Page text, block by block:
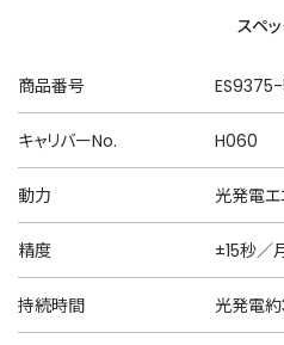
スペ
商品番号 ES9375-
キャリバーNo. H060
動力 光発電エ
精度 ±15秒／
持続時間 光発電